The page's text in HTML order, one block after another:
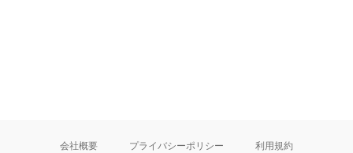
会社概要 プライバシーポリシー 利用規約